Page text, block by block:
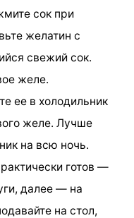
сок при
желатин с
свежий сок.
желе.
ее в холодильник
желе. Лучше
на всю ночь.
готов —
далее — на
на стол,